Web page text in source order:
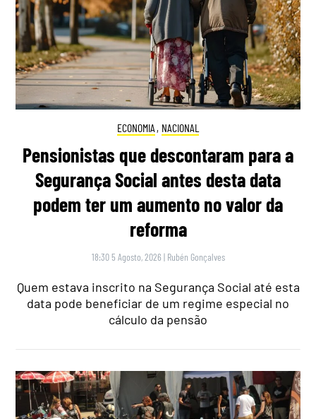
ECONOMIA , NACIONAL
Pensionistas que descontaram para a
Segurança Social antes desta data
podem ter um aumento no valor da
reforma
18:30 5 Agosto, 2026 | Rubén Gonçalves
Quem estava inscrito na Segurança Social até esta
data pode beneficiar de um regime especial no
cálculo da pensão